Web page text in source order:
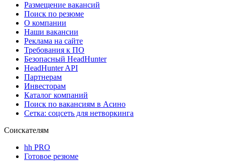
Размещение вакансий
Поиск по резюме
О компании
Наши вакансии
Реклама на сайте
Требования к ПО
Безопасный HeadHunter
HeadHunter API
Партнерам
Инвесторам
Каталог компаний
Поиск по вакансиям в Асино
Сетка: соцсеть для нетворкинга
Соискателям
hh PRO
Готовое резюме